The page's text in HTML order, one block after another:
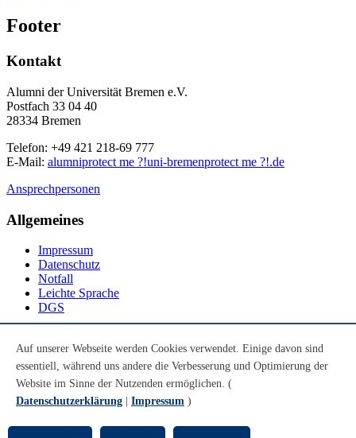
Footer
Kontakt
Alumni der Universität Bremen e.V.
Postfach 33 04 40
28334 Bremen
Telefon: +49 421 218-69 777
E-Mail: alumniprotect me ?!uni-bremenprotect me ?!.de
Ansprechpersonen
Allgemeines
Impressum
Datenschutz
Notfall
Leichte Sprache
DGS
Youtube
Instagram
LinkedIn
Auf unserer Webseite werden Cookies verwendet. Einige davon sind
essentiell, während uns andere die Verbesserung und Optimierung der
Website im Sinne der Nutzenden ermöglichen. (
Datenschutzerklärung
Impressum )